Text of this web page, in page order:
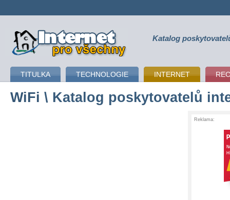
připojení k internetu Katalog
TITULKA TECHNOLOGIE INTERNET
WiFi \ Katalog poskytovatelů
Reklama: